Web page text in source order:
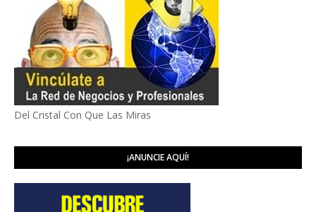
Del Cristal Con Que Las Miras
¡ANUNCIE AQUÍ!